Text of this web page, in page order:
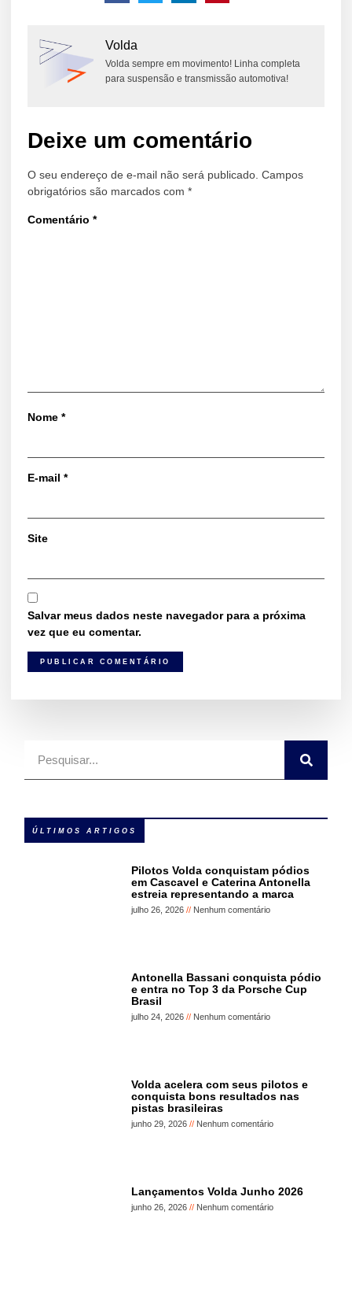
Volda
Volda sempre em movimento! Linha completa
para suspensão e transmissão automotiva!
Deixe um comentário
O seu endereço de e-mail não será publicado. Campos
obrigatórios são marcados com *
Comentário *
Nome *
E-mail *
Site
Salvar meus dados neste navegador para a próxima
vez que eu comentar.
ÚLTIMOS ARTIGOS
Pilotos Volda conquistam pódios
em Cascavel e Caterina Antonella
estreia representando a marca
julho 26, 2026 Nenhum comentário
Antonella Bassani conquista pódio
e entra no Top 3 da Porsche Cup
Brasil
julho 24, 2026 Nenhum comentário
Volda acelera com seus pilotos e
conquista bons resultados nas
pistas brasileiras
junho 29, 2026 Nenhum comentário
Lançamentos Volda Junho 2026
junho 26, 2026 Nenhum comentário